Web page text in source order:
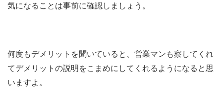
気になることは事前に確認しましょう。
何度もデメリットを聞いていると、営業マンも察してくれ
てデメリットの説明をこまめにしてくれるようになると思
いますよ。